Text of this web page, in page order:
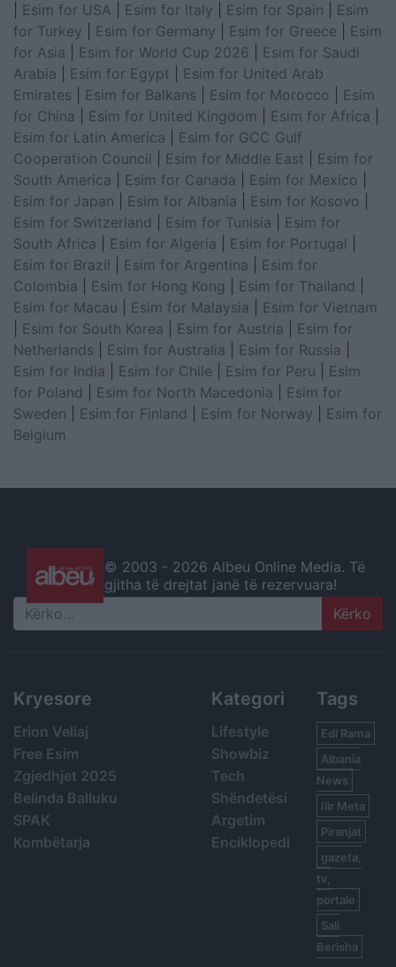
Esim for USA Esim for Italy Esim for Spain
Esim
for Turkey
Esim for Germany Esim for Greece
Esim
for Asia
Esim for World Cup 2026
Esim for Saudi
Arabia
Esim for Egypt
Esim for United Arab
Emirates
Esim for Balkans Esim for Morocco
Esim
for China
Esim for United Kingdom Esim for Africa
Esim for Latin America
Esim for GCC Gulf
Cooperation Council
Esim for Middle East
Esim for
South America
Esim for Canada Esim for Mexico
Esim for Japan
Esim for Albania Esim for Kosovo
Esim for Switzerland
Esim for Tunisia
Esim for
South Africa
Esim for Algeria Esim for Portugal
Esim for Brazil
Esim for Argentina
Esim for
Colombia
Esim for Hong Kong Esim for Thailand
Esim for Macau
Esim for Malaysia
Esim for Vietnam
Esim for South Korea Esim for Austria
Esim for
Netherlands
Esim for Australia Esim for Russia
Esim for India
Esim for Chile Esim for Peru
Esim
for Poland
Esim for North Macedonia
Esim for
Sweden
Esim for Finland Esim for Norway
Esim for
Belgium
© 2003 - 2026 Albeu Online Media. Të
gjitha të drejtat janë të rezervuara!
Search
Kryesore
Erion Veliaj
Free Esim
Zgjedhjet 2025
Belinda Balluku
SPAK
Kombëtarja
Kategori
Lifestyle
Showbiz
Tech
Shëndetësi
Argetim
Enciklopedi
Tags
Edi Rama
Albania
News
Ilir Meta
Piranjat
gazeta,
tv,
portale
Sali
Berisha